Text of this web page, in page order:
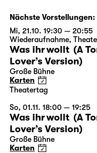
Nächste Vorstellungen:
Mi, 21.10. 19:30 — 20:55
Wiederaufnahme,
Was ihr wollt (A
Lover’s Version)
Große Bühne
Karten
Theatertag
So, 01.11. 18:00 — 19:25
Was ihr wollt (A
Lover’s Version)
Große Bühne
Karten